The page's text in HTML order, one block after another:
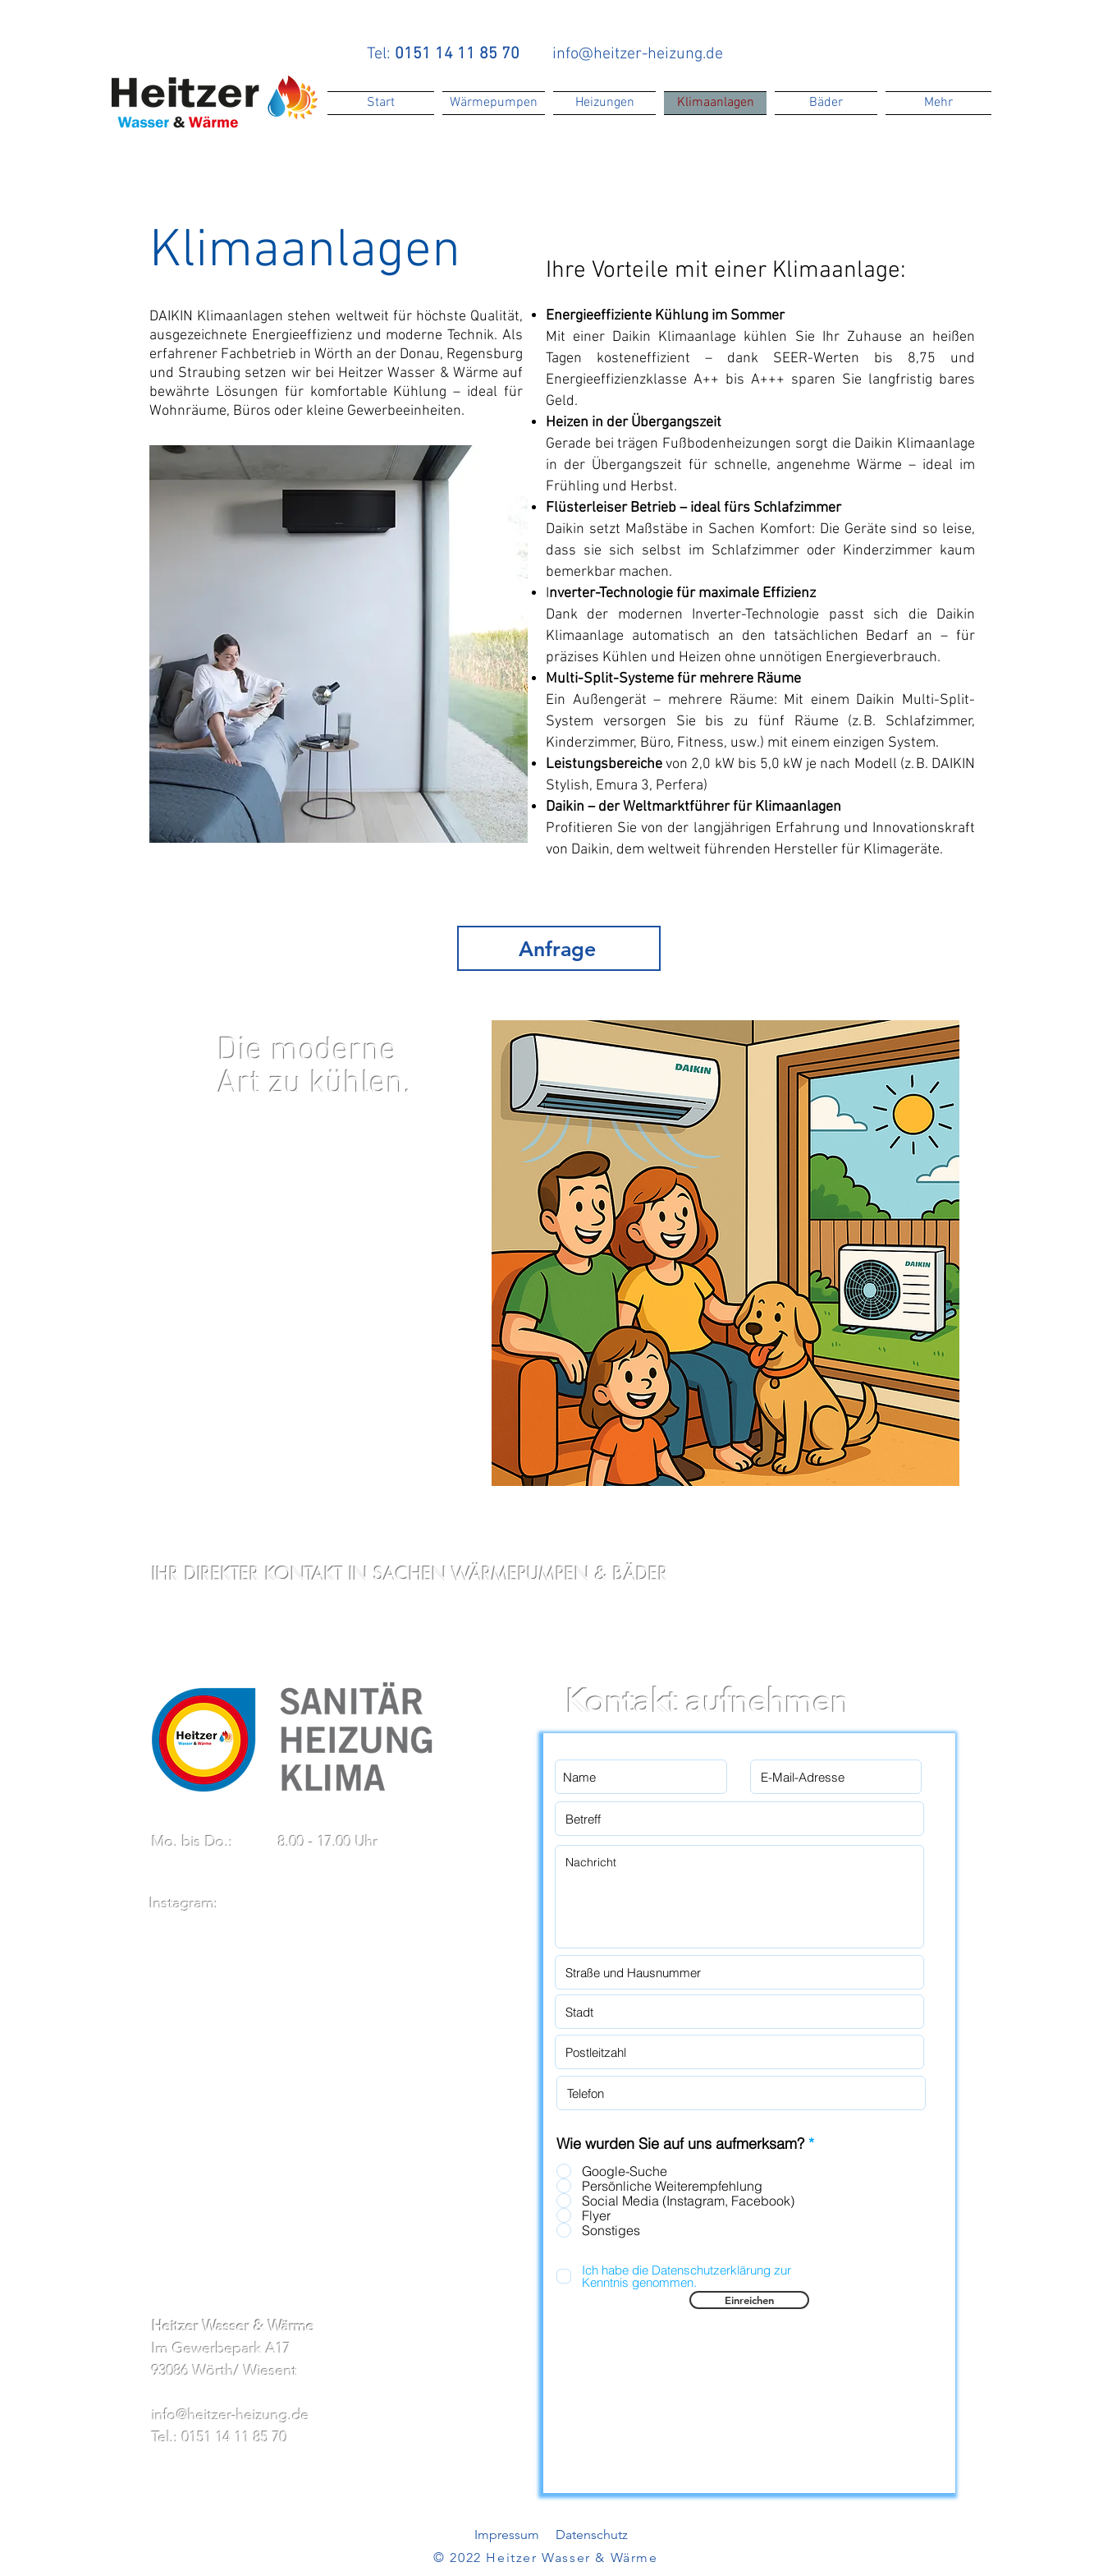
Tel: 0151 14 11 85 70 info@heitzer-heizung.de
Start Wärmepumpen Heizungen Klimaanlagen Bäder Mehr
Klimaanlagen
DAIKIN Klimaanlagen stehen weltweit für höchste Qualität,
ausgezeichnete Energieeffizienz und moderne Technik. Als
erfahrener Fachbetrieb in Wörth an der Donau, Regensburg
und Straubing setzen wir bei Heitzer Wasser & Wärme auf
bewährte Lösungen für komfortable Kühlung – ideal für
Wohnräume, Büros oder kleine Gewerbeeinheiten.
Ihre Vorteile mit einer Klimaanlage:
Energieeffiziente Kühlung im Sommer
Mit einer Daikin Klimaanlage kühlen Sie Ihr Zuhause an heißen
Tagen kosteneffizient – dank SEER-Werten bis 8,75 und
Energieeffizienzklasse A++ bis A+++ sparen Sie langfristig bares
Geld.
Heizen in der Übergangszeit
Gerade bei trägen Fußbodenheizungen sorgt die Daikin Klimaanlage
in der Übergangszeit für schnelle, angenehme Wärme – ideal im
Frühling und Herbst.
Flüsterleiser Betrieb – ideal fürs Schlafzimmer
Daikin setzt Maßstäbe in Sachen Komfort: Die Geräte sind so leise,
dass sie sich selbst im Schlafzimmer oder Kinderzimmer kaum
bemerkbar machen.
Inverter-Technologie für maximale Effizienz
Dank der modernen Inverter-Technologie passt sich die Daikin
Klimaanlage automatisch an den tatsächlichen Bedarf an – für
präzises Kühlen und Heizen ohne unnötigen Energieverbrauch.
Multi-Split-Systeme für mehrere Räume
Ein Außengerät – mehrere Räume: Mit einem Daikin Multi-Split-
System versorgen Sie bis zu fünf Räume (z. B. Schlafzimmer,
Kinderzimmer, Büro, Fitness, usw.) mit einem einzigen System.
Leistungsbereichevon 2,0 kW bis 5,0 kW je nach Modell (z. B. DAIKIN
Stylish, Emura 3, Perfera)
​Daikin – der Weltmarktführer für Klimaanlagen
Profitieren Sie von der langjährigen Erfahrung und Innovationskraft
von Daikin, dem weltweit führenden Hersteller für Klimageräte.
Anfrage
Die moderne
Art zu kühlen.
IHR DIREKTER KONTAKT IN SACHEN WÄRMEPUMPEN & BÄDER
Mo. bis Do.: 8.00 - 17.00 Uhr
Instagram:
Heitzer Wasser & Wärme
Im Gewerbepark A17
93086 Wörth/ Wiesent
info@heitzer-heizung.de
Tel.: 0151 14 11 85 70
Kontakt aufnehmen
Wie wurden Sie auf uns aufmerksam? *
Google-Suche
Persönliche Weiterempfehlung
Social Media (Instagram, Facebook)
Flyer
Sonstiges
Ich habe die Datenschutzerklärung zur
Kenntnis genommen.
Einreichen
Impressum
Datenschutz
© 2022 Heitzer Wasser & Wärme